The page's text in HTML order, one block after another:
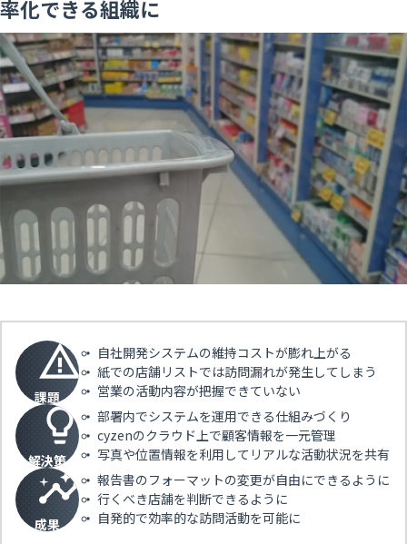
率化できる組織に
課題
自社開発システムの維持コストが膨れ上がる
紙での店舗リストでは訪問漏れが発生してしまう
営業の活動内容が把握できていない
解決策
部署内でシステムを運用できる仕組みづくり
cyzenのクラウド上で顧客情報を一元管理
写真や位置情報を利用してリアルな活動状況を共有
成果
報告書のフォーマットの変更が自由にできるように
行くべき店舗を判断できるように
自発的で効率的な訪問活動を可能に